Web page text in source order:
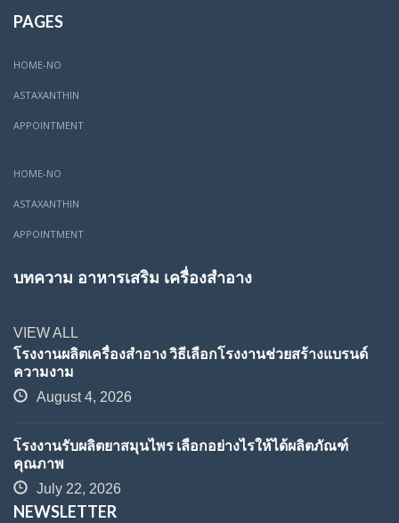
PAGES
HOME-NO
ASTAXANTHIN
APPOINTMENT
HOME-NO
ASTAXANTHIN
APPOINTMENT
บทความ อาหารเสริม เครื่องสำอาง
VIEW ALL
โรงงานผลิตเครื่องสำอาง วิธีเลือกโรงงานช่วยสร้างแบรนด์
ความงาม
August 4, 2026
โรงงานรับผลิตยาสมุนไพร เลือกอย่างไรให้ได้ผลิตภัณฑ์
คุณภาพ
July 22, 2026
NEWSLETTER